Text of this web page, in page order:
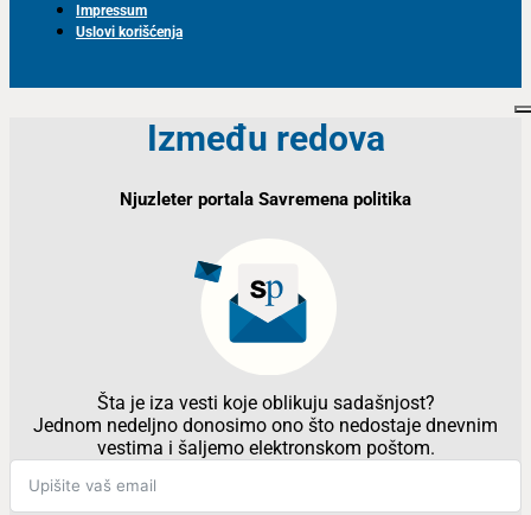
Impressum
Uslovi korišćenja
Između redova
Njuzleter portala Savremena politika
Šta je iza vesti koje oblikuju sadašnjost?
Jednom nedeljno donosimo ono što nedostaje dnevnim
vestima i šaljemo elektronskom poštom.